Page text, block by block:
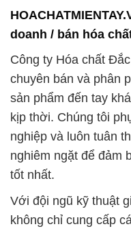
doanh / bán hóa
Công ty Hóa chất
chuyên bán và phân
sản phẩm đến tay
kịp thời. Chúng tôi
nghiệp và luôn tuân
nghiêm ngặt để đảm
tốt nhất.
Với đội ngũ kỹ thuật
không chỉ cung cấp